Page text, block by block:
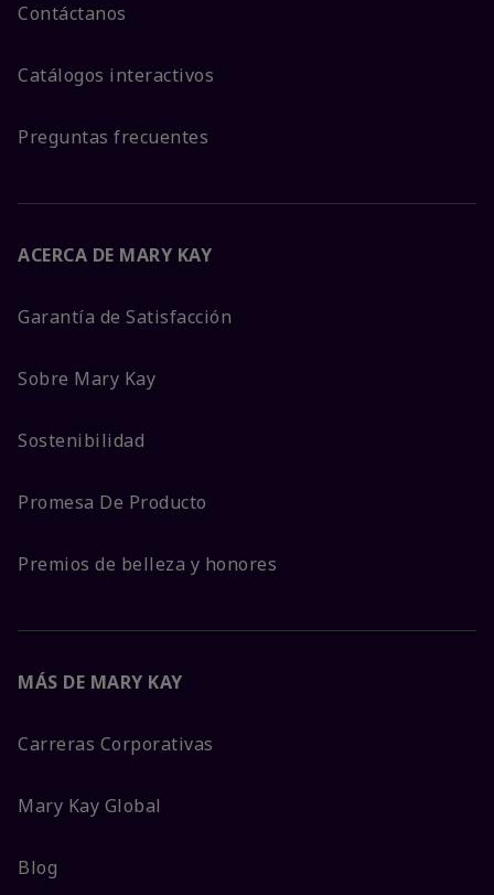
Contáctanos
Catálogos interactivos
Preguntas frecuentes
ACERCA DE MARY KAY
Garantía de Satisfacción
Sobre Mary Kay
Sostenibilidad
Promesa De Producto
Premios de belleza y honores
MÁS DE MARY KAY
Carreras Corporativas
Mary Kay Global
Blog